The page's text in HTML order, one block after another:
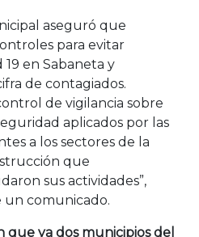
aseguró que
para evitar
19 en Sabaneta y
de contagiados.
de vigilancia sobre
aplicados por las
a los sectores de la
que
sus actividades”,
un comunicado.
que ya dos municipios del